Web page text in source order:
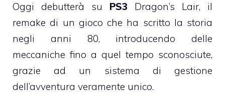
Oggi debutterà su PS3 Dragon’s Lair, il
remake di un gioco che ha scritto la storia
negli anni 80, introducendo delle
meccaniche fino a quel tempo sconosciute,
grazie ad un sistema di gestione
dell’avventura veramente unico.